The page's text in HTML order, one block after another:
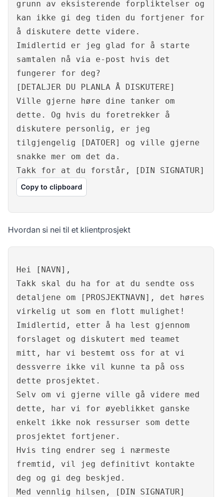
grunn av eksisterende forpliktelser og
kan ikke gi deg tiden du fortjener for
å diskutere dette videre.
Imidlertid er jeg glad for å starte
samtalen nå via e-post hvis det
fungerer for deg?
[DETALJER DU PLANLA Å DISKUTERE]
Ville gjerne høre dine tanker om
dette. Og hvis du foretrekker å
diskutere personlig, er jeg
tilgjengelig [DATOER] og ville gjerne
snakke mer om det da.
Takk for at du forstår, [DIN SIGNATUR]
Copy to clipboard
Hvordan si nei til et klientprosjekt
Hei [NAVN],
Takk skal du ha for at du sendte oss
detaljene om [PROSJEKTNAVN], det høres
virkelig ut som en flott mulighet!
Imidlertid, etter å ha lest gjennom
forslaget og diskutert med teamet
mitt, har vi bestemt oss for at vi
dessverre ikke vil kunne ta på oss
dette prosjektet.
Selv om vi gjerne ville gå videre med
dette, har vi for øyeblikket ganske
enkelt ikke nok ressurser som dette
prosjektet fortjener.
Hvis ting endrer seg i nærmeste
fremtid, vil jeg definitivt kontakte
deg og gi deg beskjed.
Med vennlig hilsen, [DIN SIGNATUR]